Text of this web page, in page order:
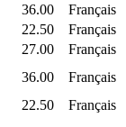
36.00
Français
22.50
Français
27.00
Français
36.00
Français
22.50
Français